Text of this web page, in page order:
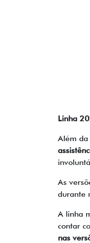
Linha
Além da
As
durante
A linha
contar
nas